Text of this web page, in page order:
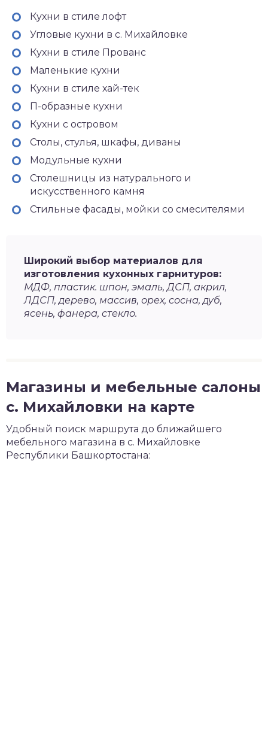
Кухни в стиле лофт
Угловые кухни в с. Михайловке
Кухни в стиле Прованс
Маленькие кухни
Кухни в стиле хай-тек
П-образные кухни
Кухни с островом
Столы, стулья, шкафы, диваны
Модульные кухни
Столешницы из натурального и
искусственного камня
Стильные фасады, мойки со смесителями
Широкий выбор материалов для
изготовления кухонных гарнитуров:
МДФ, пластик. шпон, эмаль, ДСП, акрил,
ЛДСП, дерево, массив, орех, сосна, дуб,
ясень, фанера, стекло.
Магазины и мебельные салоны
с. Михайловки на карте
Удобный поиск маршрута до ближайшего
мебельного магазина в с. Михайловке
Республики Башкортостана: